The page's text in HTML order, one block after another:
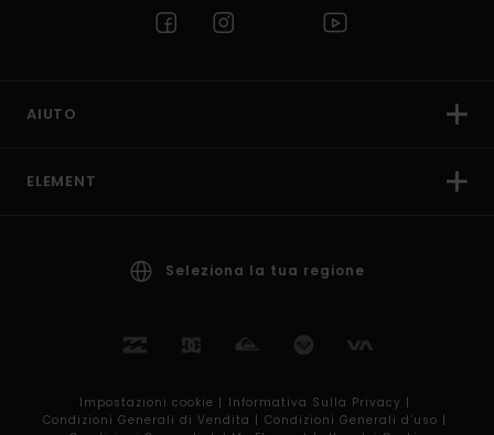
AIUTO
ELEMENT
Seleziona la tua regione
Impostazioni cookie | Informativa Sulla Privacy |
Condizioni Generali di Vendita | Condizioni Generali d’uso |